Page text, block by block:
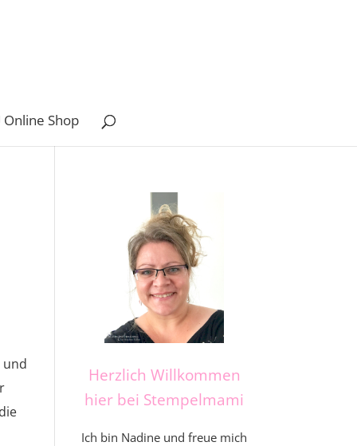
Online Shop
und
Herzlich Willkommen
hier bei Stempelmami
Ich bin Nadine und freue mich